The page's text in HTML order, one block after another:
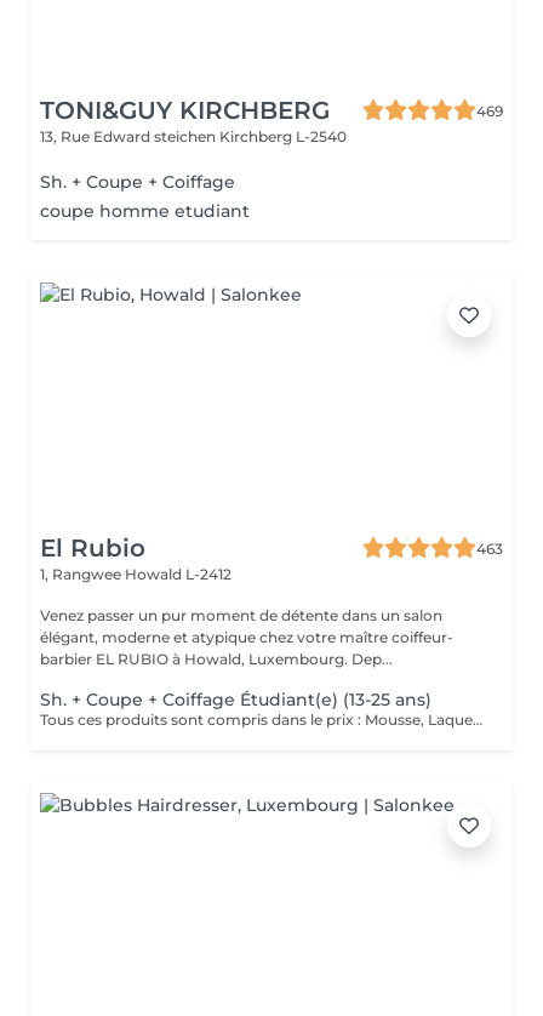
TONI&GUY KIRCHBERG
469
13, Rue Edward steichen Kirchberg L-2540
Sh. + Coupe + Coiffage
coupe homme etudiant
El Rubio
463
1, Rangwee Howald L-2412
Venez passer un pur moment de détente dans un salon
élégant, moderne et atypique chez votre maître coiffeur-
barbier EL RUBIO à Howald, Luxembourg. Dep...
Sh. + Coupe + Coiffage Étudiant(e) (13-25 ans)
Tous ces produits sont compris dans le prix : Mousse, Laque, Gel, Soin démêlant, Shampoing spécifique. Tous les produits que nous utilisons sont des produits de qualité professionnelle.